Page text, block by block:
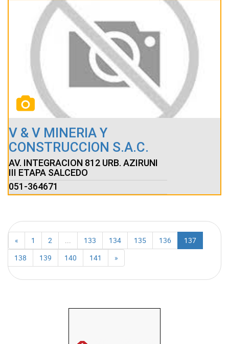
V & V MINERIA Y
CONSTRUCCION S.A.C.
AV. INTEGRACION 812 URB. AZIRUNI
III ETAPA SALCEDO
051-364671
« 1 2 ... 133 134 135 136
137
138
139 140 141 »